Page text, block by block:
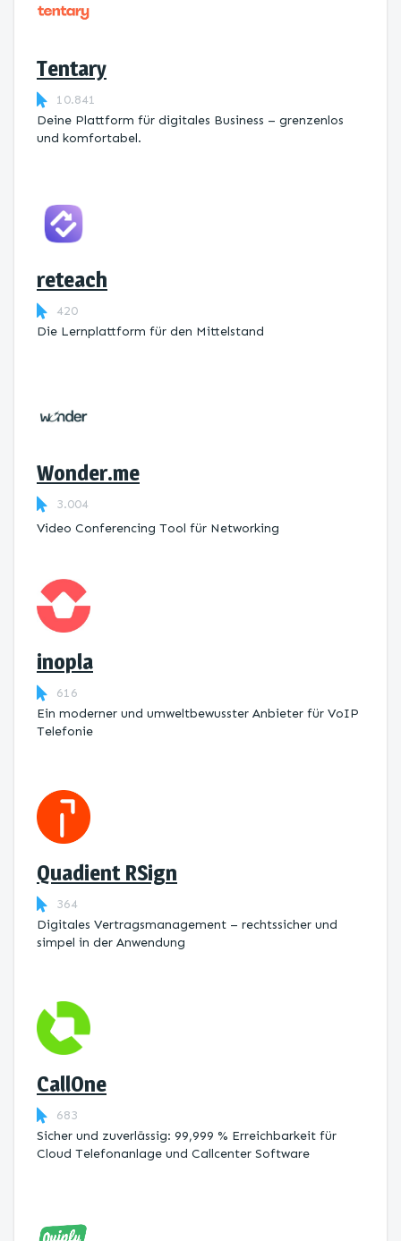
Tentary
10.841
Deine Plattform für digitales Business – grenzenlos
und komfortabel.
reteach
420
Die Lernplattform ​für den Mittelstand
Wonder.me
3.004
Video Conferencing Tool für Networking
inopla
616
Ein moderner und umweltbewusster Anbieter für VoIP
Telefonie
Quadient RSign
364
Digitales Vertragsmanagement – rechtssicher und
simpel in der Anwendung
CallOne
683
Sicher und zuverlässig: 99,999 % Erreichbarkeit für
Cloud Telefonanlage und Callcenter Software